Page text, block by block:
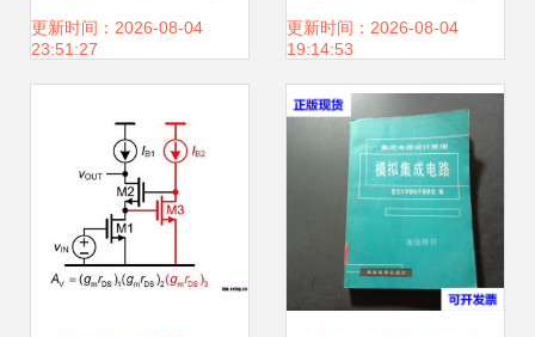
计》——从高校教
梁
更新时间：2026-08-04
23:51:27
经典收藏
更新时间：2026-08-04
19:14:53